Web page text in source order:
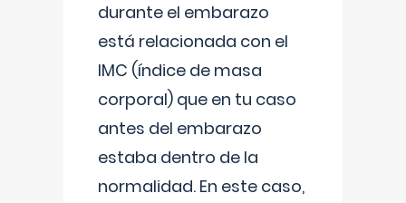
durante el embarazo
está relacionada con el
IMC (índice de masa
corporal) que en tu caso
antes del embarazo
estaba dentro de la
normalidad. En este caso,